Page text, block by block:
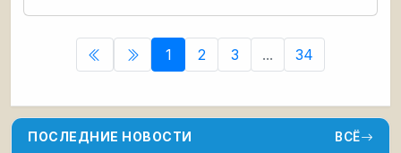
Киевэнерго, из-за
1 2 3 ... 34
ПОСЛЕДНИЕ НОВОСТИ ВСЁ